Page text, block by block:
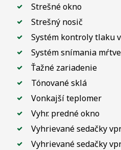
Strešné okno
Strešný nosič
Systém kontroly tlaku
Systém snímania
Ťažné zariadenie
Tónované sklá
Vonkajší teplomer
Vyhr. predné okno
Vyhrievané sedačky
Vyhrievané sedačky